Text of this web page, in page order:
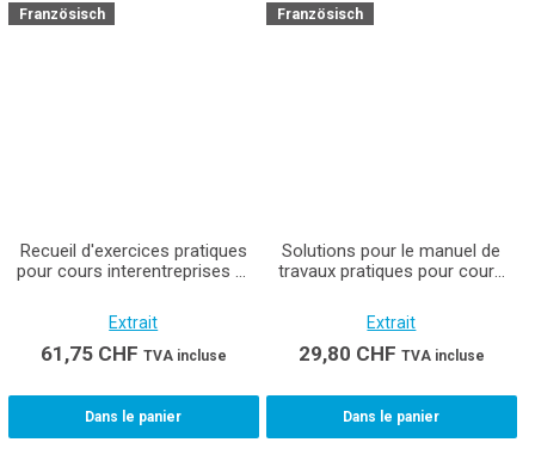
Französisch
Recueil d'exercices pratiques
pour cours interentreprises et
Installateur en chauffage CFC
Extrait
61,75 CHF TVA incluse
Dans le panier
Französisch
Solutions pour le manuel de
travaux pratiques pour cours
Champ professionnel /
Planification en technique du
bâtiment / Cours 1
du bâtiment CFC (chauffage /
ventilation / sanitaire)
Extrait
29,80 CHF TVA incluse
Dans le panier